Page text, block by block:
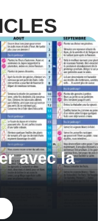
avec la